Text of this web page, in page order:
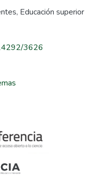
, Educación superior
3626